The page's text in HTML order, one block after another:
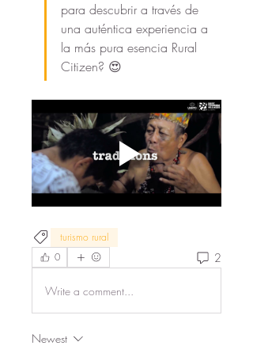
para descubrir a través de
una auténtica experiencia a
la más pura esencia Rural
Citizen? 😍
turismo rural
0
2
Write a comment...
Newest